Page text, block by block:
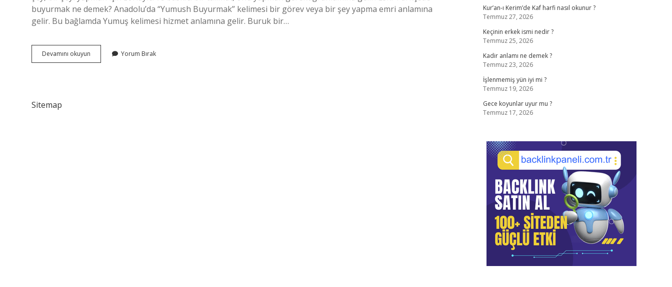
buyurmak ne demek? Anadolu’da “Yumush Buyurmak” kelimesi bir görev veya bir şey yapma emri anlamına
gelir. Bu bağlamda Yumuş kelimesi hizmet anlamına gelir. Buruk bir…
Devamını okuyun
Buyruksun
Yorum Bırak
Sitemap
Kur’an-ı Kerim’de Kaf harfi nasıl okunur ?
Temmuz 27, 2026
Keçinin erkek ismi nedir ?
Temmuz 25, 2026
Kadir anlamı ne demek ?
Temmuz 23, 2026
İşlenmemiş yün iyi mi ?
Temmuz 19, 2026
Gece koyunlar uyur mu ?
Temmuz 17, 2026